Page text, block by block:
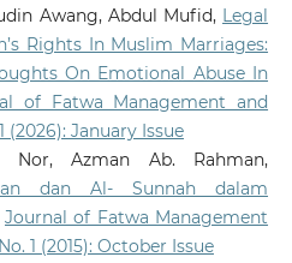
Awang, Abdul Mufid, Legal
Rights In Muslim Marriages:
On Emotional Abuse In
of Fatwa Management and
(2026): January Issue
Nor, Azman Ab. Rahman,
dan Al- Sunnah dalam
Journal of Fatwa Management
1 (2015): October Issue